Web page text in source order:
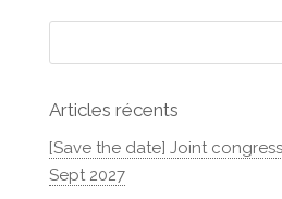
Articles récents
[Save the date] Joint congress
Sept 2027